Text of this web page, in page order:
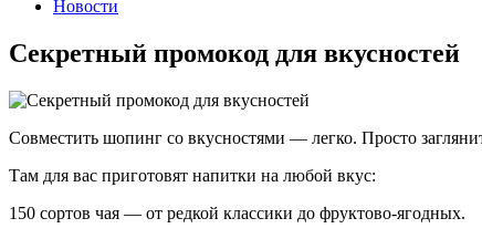
Новости
Секретный промокод для вкусностей
Совместить шопинг со вкусностями — легко. Просто
Там для вас приготовят напитки на любой вкус:
150 сортов чая — от редкой классики до фруктово-ягодных.